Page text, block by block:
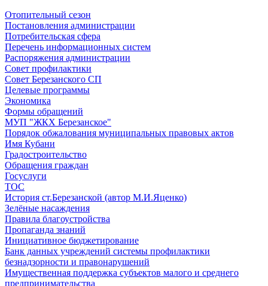
Отопительный сезон
Постановления администрации
Потребительская сфера
Перечень информационных систем
Распоряжения администрации
Совет профилактики
Совет Березанского СП
Целевые программы
Экономика
Формы обращений
МУП "ЖКХ Березанское"
Порядок обжалования муниципальных правовых актов
Имя Кубани
Градостроительство
Обращения граждан
Госуслуги
ТОС
История ст.Березанской (автор М.И.Яценко)
Зелёные насаждения
Правила благоустройства
Пропаганда знаний
Инициативное бюджетирование
Банк данных учреждений системы профилактики
безнадзорности и правонарушений
Имущественная поддержка субъектов малого и среднего
предпринимательства